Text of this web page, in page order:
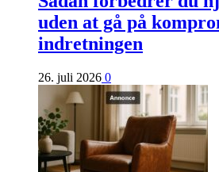
uden at gå på
indretningen
26. juli 2026 0